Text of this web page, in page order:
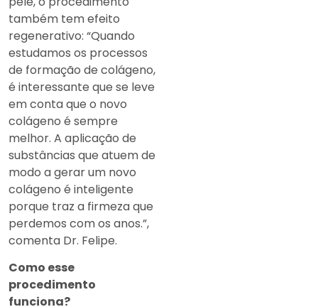
também tem efeito
regenerativo: “Quando
estudamos os processos
de formação de colágeno,
é interessante que se leve
em conta que o novo
colágeno é sempre
melhor. A aplicação de
substâncias que atuem de
modo a gerar um novo
colágeno é inteligente
porque traz a firmeza que
perdemos com os anos.”,
comenta Dr. Felipe.
Como esse
procedimento
funciona?